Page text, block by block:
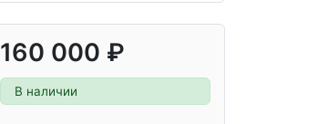
160 000 ₽
В наличии